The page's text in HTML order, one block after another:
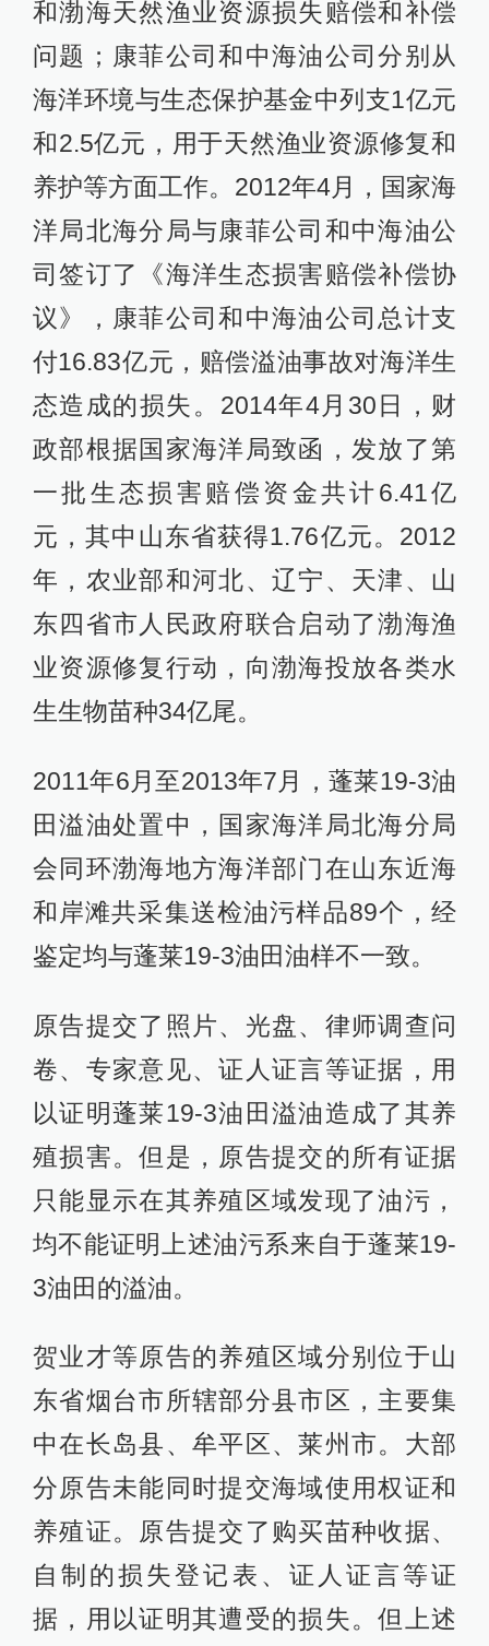
和渤海天然渔业资源损失赔偿和补偿
问题；康菲公司和中海油公司分别从
海洋环境与生态保护基金中列支1亿元
和2.5亿元，用于天然渔业资源修复和
养护等方面工作。2012年4月，国家海
洋局北海分局与康菲公司和中海油公
司签订了《海洋生态损害赔偿补偿协
议》，康菲公司和中海油公司总计支
付16.83亿元，赔偿溢油事故对海洋生
态造成的损失。2014年4月30日，财
政部根据国家海洋局致函，发放了第
一批生态损害赔偿资金共计6.41亿
元，其中山东省获得1.76亿元。2012
年，农业部和河北、辽宁、天津、山
东四省市人民政府联合启动了渤海渔
业资源修复行动，向渤海投放各类水
生生物苗种34亿尾。
2011年6月至2013年7月，蓬莱19-3油
田溢油处置中，国家海洋局北海分局
会同环渤海地方海洋部门在山东近海
和岸滩共采集送检油污样品89个，经
鉴定均与蓬莱19-3油田油样不一致。
原告提交了照片、光盘、律师调查问
卷、专家意见、证人证言等证据，用
以证明蓬莱19-3油田溢油造成了其养
殖损害。但是，原告提交的所有证据
只能显示在其养殖区域发现了油污，
均不能证明上述油污系来自于蓬莱19-
3油田的溢油。
贺业才等原告的养殖区域分别位于山
东省烟台市所辖部分县市区，主要集
中在长岛县、牟平区、莱州市。大部
分原告未能同时提交海域使用权证和
养殖证。原告提交了购买苗种收据、
自制的损失登记表、证人证言等证
据，用以证明其遭受的损失。但上述